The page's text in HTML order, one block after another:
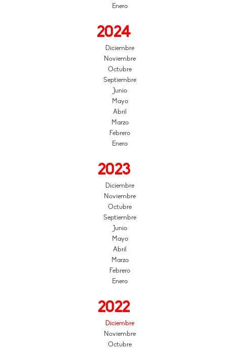
Enero
2024
Diciembre
Noviembre
Octubre
Septiembre
Junio
Mayo
Abril
Marzo
Febrero
Enero
2023
Diciembre
Noviembre
Octubre
Septiembre
Junio
Mayo
Abril
Marzo
Febrero
Enero
2022
Diciembre
Noviembre
Octubre